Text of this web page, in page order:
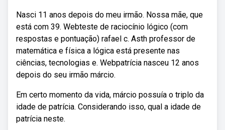
Nasci 11 anos depois do meu irmão. Nossa mãe, que
está com 39. Webteste de raciocínio lógico (com
respostas e pontuação) rafael c. Asth professor de
matemática e física a lógica está presente nas
ciências, tecnologias e. Webpatrícia nasceu 12 anos
depois do seu irmão márcio.
Em certo momento da vida, márcio possuía o triplo da
idade de patrícia. Considerando isso, qual a idade de
patrícia neste.